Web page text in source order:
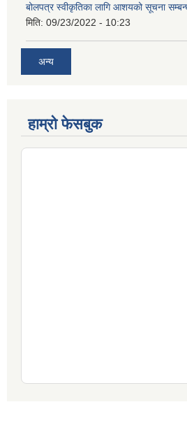
बोलपत्र स्वीकृतिका लागि आशयको सूचना
मिति: 09/23/2022 - 10:23
अन्य
हाम्रो फेसबुक